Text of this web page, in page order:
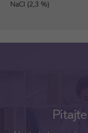
NaCl (2,3 %)